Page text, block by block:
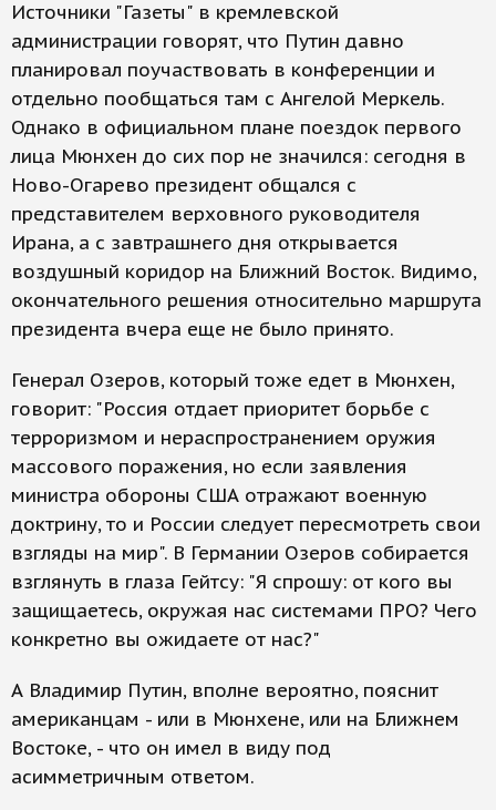
Источники "Газеты" в кремлевской
администрации говорят, что Путин давно
планировал поучаствовать в конференции и
отдельно пообщаться там с Ангелой Меркель.
Однако в официальном плане поездок первого
лица Мюнхен до сих пор не значился: сегодня в
Ново-Огарево президент общался с
представителем верховного руководителя
Ирана, а с завтрашнего дня открывается
воздушный коридор на Ближний Восток. Видимо,
окончательного решения относительно маршрута
президента вчера еще не было принято.
Генерал Озеров, который тоже едет в Мюнхен,
говорит: "Россия отдает приоритет борьбе с
терроризмом и нераспространением оружия
массового поражения, но если заявления
министра обороны США отражают военную
доктрину, то и России следует пересмотреть свои
взгляды на мир". В Германии Озеров собирается
взглянуть в глаза Гейтсу: "Я спрошу: от кого вы
защищаетесь, окружая нас системами ПРО? Чего
конкретно вы ожидаете от нас?"
А Владимир Путин, вполне вероятно, пояснит
американцам - или в Мюнхене, или на Ближнем
Востоке, - что он имел в виду под
асимметричным ответом.